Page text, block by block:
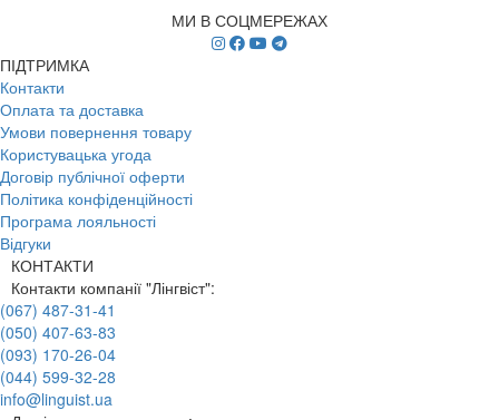
МИ В СОЦМЕРЕЖАХ
ПІДТРИМКА
Контакти
Оплата та доставка
Умови повернення товару
Користувацька угода
Договір публічної оферти
Політика конфіденційності
Програма лояльності
Відгуки
КОНТАКТИ
Контакти компанії "Лінгвіст":
(067) 487-31-41
(050) 407-63-83
(093) 170-26-04
(044) 599-32-28
info@linguist.ua